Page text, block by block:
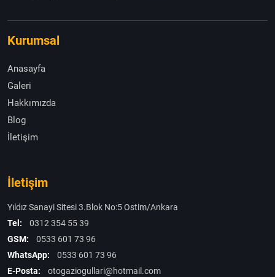
Kurumsal
Anasayfa
Galeri
Hakkımızda
Blog
İletişim
İletişim
Yıldız Sanayi Sitesi 3.Blok No:5 Ostim/Ankara
Tel:
0312 354 55 39
GSM:
0533 601 73 96
WhatsApp:
0533 601 73 96
E-Posta:
otogaziogullari@hotmail.com